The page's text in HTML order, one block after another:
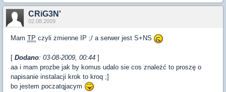
CRiG3N'
02.08.2009
Mam TP czyli zmienne IP ;/ a serwer jest S+NS
[ Dodano: 03-08-2009, 00:44 ]
aa i mam prozbe jak by komus udalo sie cos znależć to proszę o
napisanie instalacji krok to kroq ;]
bo jestem poczatqjacym